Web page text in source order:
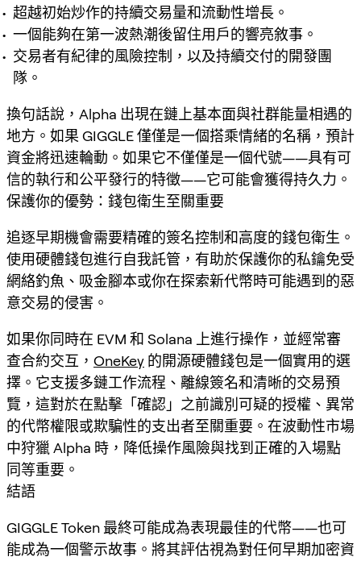
超越初始炒作的持續交易量和流動性增長。
一個能夠在第一波熱潮後留住用戶的響亮敘事。
交易者有紀律的風險控制，以及持續交付的開發團
隊。
換句話說，Alpha 出現在鏈上基本面與社群能量相遇的
地方。如果 GIGGLE 僅僅是一個搭乘情緒的名稱，預計
資金將迅速輪動。如果它不僅僅是一個代號——具有可
信的執行和公平發行的特徵——它可能會獲得持久力。
保護你的優勢：錢包衛生至關重要
追逐早期機會需要精確的簽名控制和高度的錢包衛生。
使用硬體錢包進行自我託管，有助於保護你的私鑰免受
網絡釣魚、吸金腳本或你在探索新代幣時可能遇到的惡
意交易的侵害。
如果你同時在 EVM 和 Solana 上進行操作，並經常審
查合約交互， OneKey 的開源硬體錢包是一個實用的選
擇。它支援多鏈工作流程、離線簽名和清晰的交易預
覽，這對於在點擊「確認」之前識別可疑的授權、異常
的代幣權限或欺騙性的支出者至關重要。在波動性市場
中狩獵 Alpha 時，降低操作風險與找到正確的入場點
同等重要。
結語
GIGGLE Token 最終可能成為表現最佳的代幣——也可
能成為一個警示故事。將其評估視為對任何早期加密資